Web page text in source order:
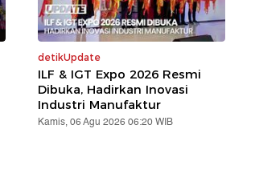
detikUpdate
ILF & IGT Expo 2026 Resmi
Dibuka, Hadirkan Inovasi
Industri Manufaktur
Kamis, 06 Agu 2026 06:20 WIB